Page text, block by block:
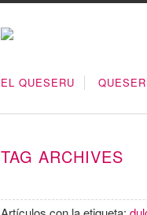
EL QUESERU
TAG ARCHIVES